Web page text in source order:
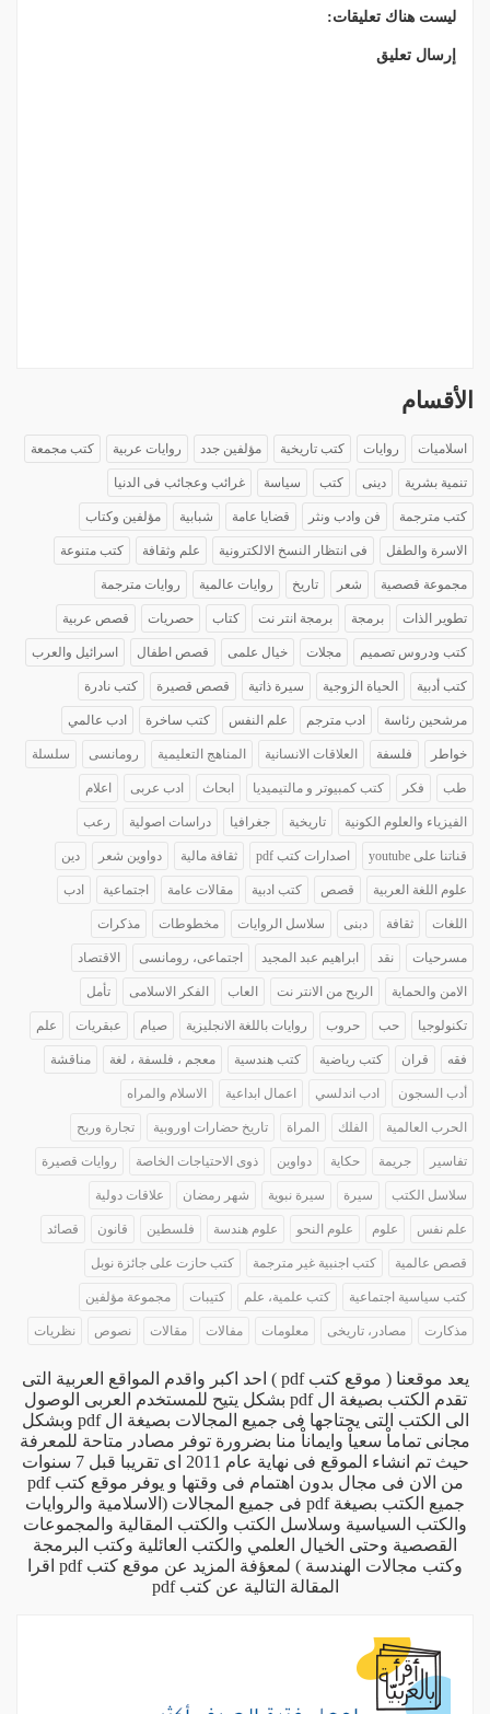
ليست هناك تعليقات:
إرسال تعليق
الأقسام
اسلاميات روايات كتب تاريخية مؤلفين جدد روايات عربية كتب مجمعة
تنمية بشرية دينى كتب سياسة غرائب وعجائب فى الدنيا
كتب مترجمة فن وادب ونثر قضايا عامة شبابية مؤلفين وكتاب
الاسرة والطفل فى انتظار النسخ الالكترونية علم وثقافة كتب متنوعة
مجموعة قصصية شعر تاريخ روايات عالمية روايات مترجمة
تطوير الذات برمجة برمجة انتر نت كتاب حصريات قصص عربية
كتب ودروس تصميم مجلات خيال علمى قصص اطفال اسرائيل والعرب
كتب أدبية الحياة الزوجية سيرة ذاتية قصص قصيرة كتب نادرة
مرشحين رئاسة ادب مترجم علم النفس كتب ساخرة ادب عالمي
خواطر فلسفة العلاقات الانسانية المناهج التعليمية رومانسى سلسلة
طب فكر كتب كمبيوتر و مالتيميديا ابحاث ادب عربى اعلام
الفيزياء والعلوم الكونية تاريخية جغرافيا دراسات اصولية رعب
قناتنا على youtube اصدارات كتب pdf ثقافة مالية دواوين شعر دين
علوم اللغة العربية قصص كتب ادبية مقالات عامة اجتماعية ادب
اللغات ثقافة دبنى سلاسل الروايات مخطوطات مذكرات
مسرحيات نقد ابراهيم عبد المجيد اجتماعى، رومانسى الاقتصاد
الامن والحماية الربح من الانتر نت العاب الفكر الاسلامى تأمل
تكنولوجيا حب حروب روايات باللغة الانجليزية صيام عبقريات علم
فقه قران كتب رياضية كتب هندسية معجم ، فلسفة ، لغة مناقشة
أدب السجون ادب اندلسي اعمال ابداعية الاسلام والمراه
الحرب العالمية الفلك المراة تاريخ حضارات اوروبية تجارة وربح
تفاسير جريمة حكاية دواوين ذوى الاحتياجات الخاصة روايات قصيرة
سلاسل الكتب سيرة سيرة نبوية شهر رمضان علاقات دولية
علم نفس علوم علوم النحو علوم هندسة فلسطين قانون قصائد
قصص عالمية كتب اجنبية غير مترجمة كتب حازت على جائزة نوبل
كتب سياسية اجتماعية كتب علمية، علم كتيبات مجموعة مؤلفين
مذكارت مصادر، تاريخى معلومات مفالات مقالات نصوص نظريات
يعد موقعنا ( موقع كتب pdf ) احد اكبر واقدم المواقع العربية التى
تقدم الكتب بصيغة ال pdf بشكل يتيح للمستخدم العربى الوصول
الى الكتب التى يحتاجها فى جميع المجالات بصيغة ال pdf وبشكل
مجانى تماماْ سعياْ وايماناْ منا بضرورة توفر مصادر متاحة للمعرفة
حيث تم انشاء الموقع فى نهاية عام 2011 اى تقريبا قبل 7 سنوات
من الان فى مجال بدون اهتمام فى وقتها و يوفر موقع كتب pdf
جميع الكتب بصيغة pdf فى جميع المجالات (الاسلامية والروايات
والكتب السياسية وسلاسل الكتب والكتب المقالية والمجموعات
القصصية وحتى الخيال العلمي والكتب العائلية وكتب البرمجة
وكتب مجالات الهندسة ) لمعؤفة المزيد عن موقع كتب pdf اقرا
المقالة التالية عن كتب pdf